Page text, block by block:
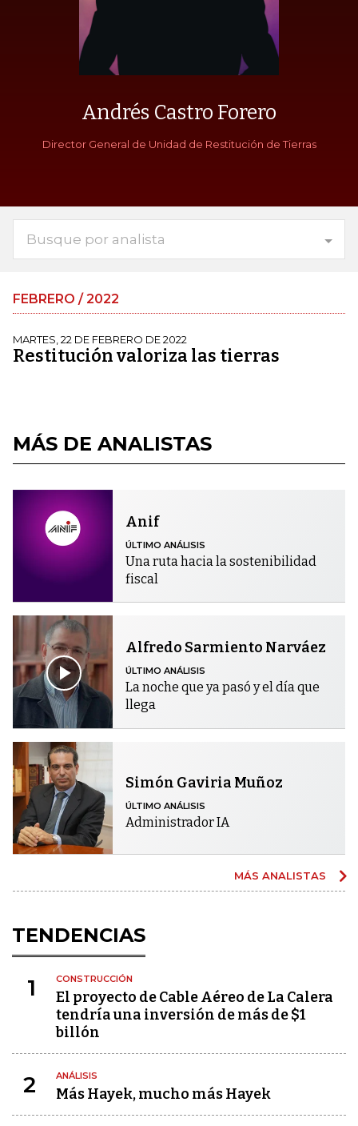
Andrés Castro Forero
Director General de Unidad de Restitución de Tierras
Busque por analista
FEBRERO / 2022
MARTES, 22 DE FEBRERO DE 2022
Restitución valoriza las tierras
MÁS DE ANALISTAS
Anif
ÚLTIMO ANÁLISIS
Una ruta hacia la sostenibilidad
fiscal
Alfredo Sarmiento Narváez
ÚLTIMO ANÁLISIS
La noche que ya pasó y el día que
llega
Simón Gaviria Muñoz
ÚLTIMO ANÁLISIS
Administrador IA
MÁS ANALISTAS
TENDENCIAS
1 CONSTRUCCIÓN
El proyecto de Cable Aéreo de La Calera
tendría una inversión de más de $1
billón
2 ANÁLISIS
Más Hayek, mucho más Hayek